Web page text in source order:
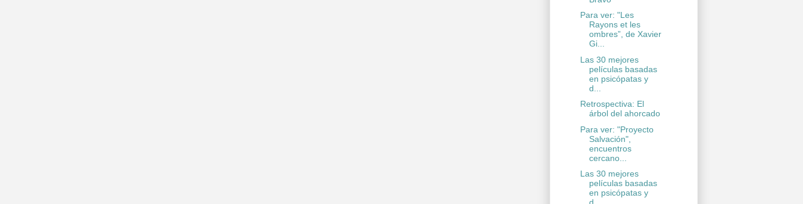
Para ver: "Les
Rayons et les
ombres”, de Xavier
Gi...
Las 30 mejores
películas basadas
en psicópatas y
d...
Retrospectiva: El
árbol del ahorcado
Para ver: "Proyecto
Salvación",
encuentros
cercano...
Las 30 mejores
películas basadas
en psicópatas y